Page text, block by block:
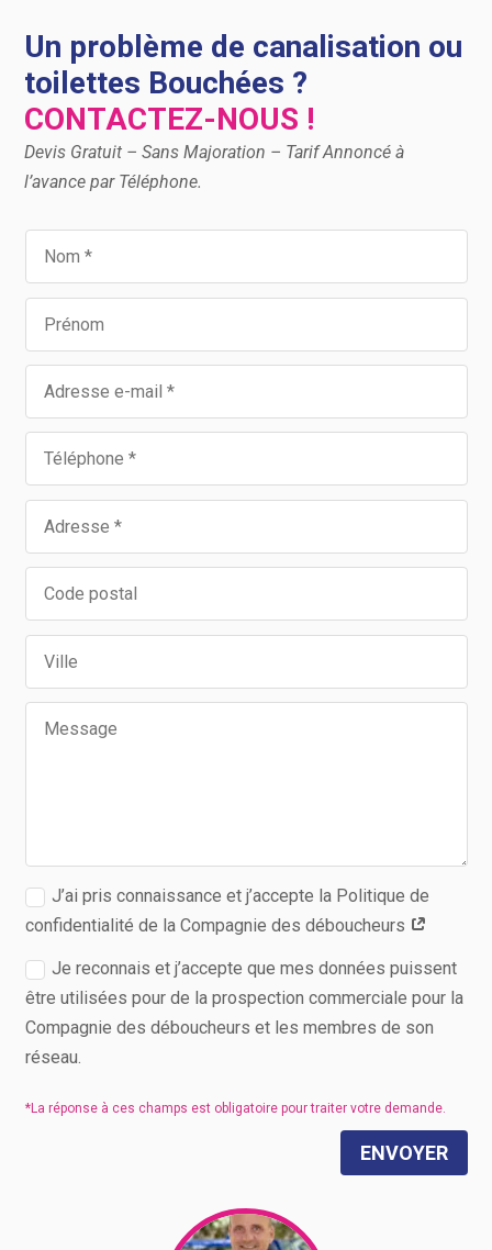
Un problème de canalisation ou
toilettes Bouchées ?
CONTACTEZ-NOUS !
Devis Gratuit – Sans Majoration – Tarif Annoncé à
l’avance par Téléphone.
J’ai pris connaissance et j’accepte la Politique de
confidentialité de la Compagnie des déboucheurs
Je reconnais et j’accepte que mes données puissent
être utilisées pour de la prospection commerciale pour la
Compagnie des déboucheurs et les membres de son
réseau.
ENVOYER